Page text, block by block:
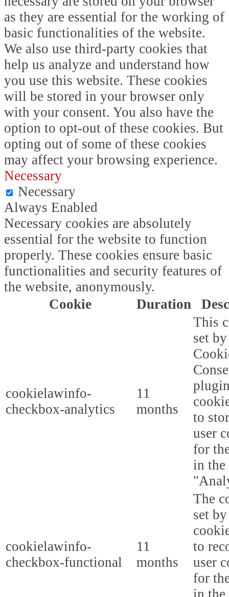
as they are essential for the working of
basic functionalities of the website.
We also use third-party cookies that
help us analyze and understand how
you use this website. These cookies
will be stored in your browser only
with your consent. You also have the
option to opt-out of these cookies. But
opting out of some of these cookies
may affect your browsing experience.
Necessary
Necessary
Always Enabled
Necessary cookies are absolutely
essential for the website to function
properly. These cookies ensure basic
functionalities and security features of
the website, anonymously.
Cookie
Duration
cookielawinfo-
checkbox-analytics
11
months
This
set
to
user
for
in the
cookielawinfo-
checkbox-functional
11
months
The
set
to
user
for
in the